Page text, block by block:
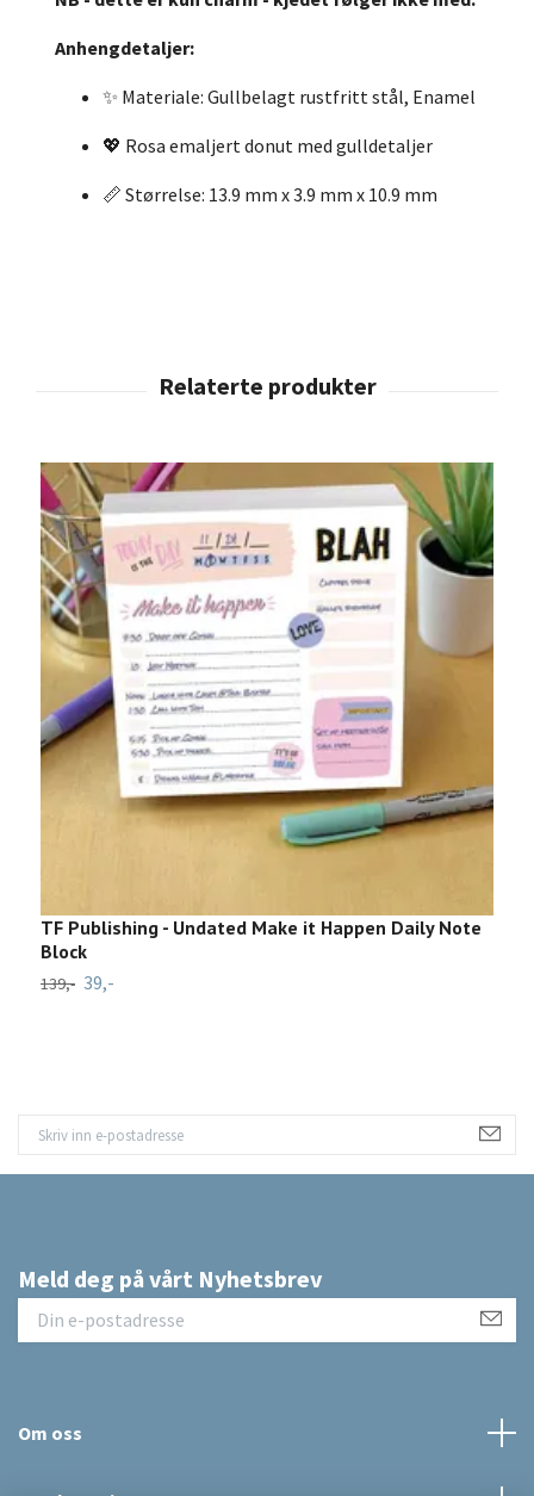
Anhengdetaljer:
✨ Materiale: Gullbelagt rustfritt stål, Enamel
💖 Rosa emaljert donut med gulldetaljer
📏 Størrelse: 13.9 mm x 3.9 mm x 10.9 mm
TF Publishing - Undated Make it Happen Daily Note
Block
139,- 39,-
Meld deg på vårt Nyhetsbrev
Om oss